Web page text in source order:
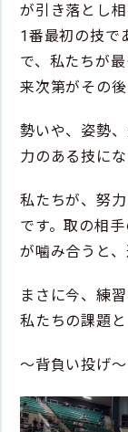
が引き落とし
1番最初の技で
で、私たちが
来次第がその
勢いや、姿勢
力のある技にな
私たちが、努
です。取の相
が噛み合うと、
まさに今、練
私たちの課題と
〜背負い投げ〜